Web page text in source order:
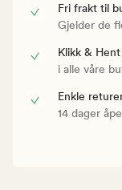
Fri frakt til
Gjelder de
Klikk & Hent
i alle våre
Enkle
14 dager